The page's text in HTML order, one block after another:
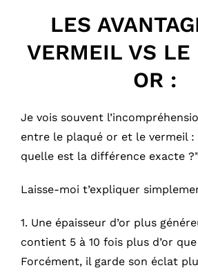
LES
VERMEIL VS LE
OR :
Je vois souvent
entre le plaqué or et le vermeil :
quelle est la différence exacte
Laisse-moi t’expliquer
1. Une épaisseur d’or plus
contient 5 à 10 fois plus d’or
Forcément, il garde son éclat